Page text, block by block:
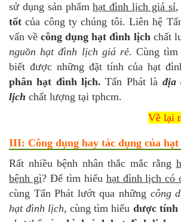
sử dụng sản phẩmhạt đình lịch giá sỉ,
tốt của công ty chúng tôi. Liên hệ
vấn vềcông dụng hạt đình lịchchất
nguồn hạt đình lịch giá rẻ.Cùng
biết được những đặt tính của hạt
phân hạt đình lịch. Tấn Phát là địa
lịch chất lượng tại tphcm.
Về lại
III: Công dụng hay tác dụng của
Rất nhiều bệnh nhân thắc mắc rằng
bệnh gì? Để tìm hiểu hạt đình lịch có
cùng Tấn Phát lướt qua những công
hạt đình lịch, cùng tìm hiểu dược tính